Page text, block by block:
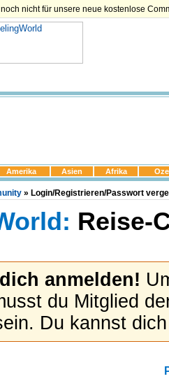
nicht für unsere neue kostenlose
Amerika Asien Afrika
» Login/Registrieren/Passwort
Reise-
anmelden!
du Mitglied
Du kannst